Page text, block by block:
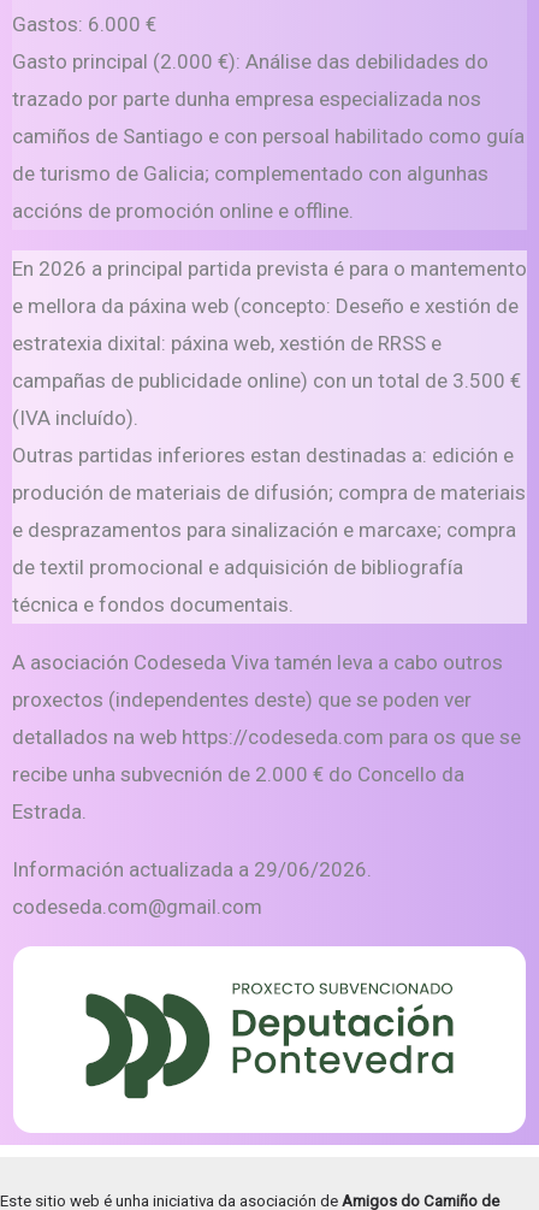
Gastos: 6.000 €
Gasto principal (2.000 €): Análise das debilidades do
trazado por parte dunha empresa especializada nos
camiños de Santiago e con persoal habilitado como guía
de turismo de Galicia; complementado con algunhas
accións de promoción online e offline.
En 2026 a principal partida prevista é para o mantemento
e mellora da páxina web (concepto: Deseño e xestión de
estratexia dixital: páxina web, xestión de RRSS e
campañas de publicidade online) con un total de 3.500 €
(IVA incluído).
Outras partidas inferiores estan destinadas a: edición e
produción de materiais de difusión; compra de materiais
e desprazamentos para sinalización e marcaxe; compra
de textil promocional e adquisición de bibliografía
técnica e fondos documentais.
A asociación Codeseda Viva tamén leva a cabo outros
proxectos (independentes deste) que se poden ver
detallados na web https://codeseda.com para os que se
recibe unha subvecnión de 2.000 € do Concello da
Estrada.
Información actualizada a 29/06/2026.
codeseda.com@gmail.com
Este sitio web é unha iniciativa da asociación de Amigos do Camiño de